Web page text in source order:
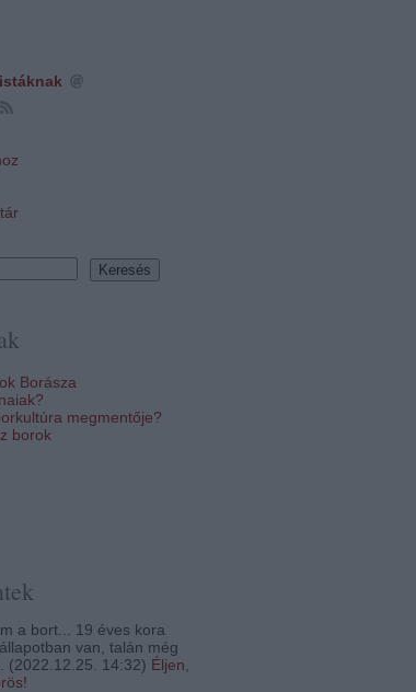
Borásza
megmentője?
borok
a bort... 19 éves kora
van, talán még
(2022.12.25. 14:32) Éljen,